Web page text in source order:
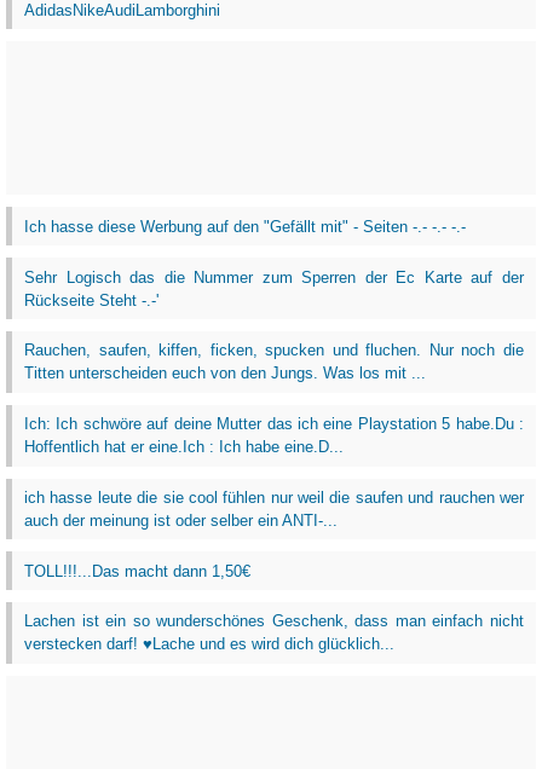
AdidasNikeAudiLamborghini
Ich hasse diese Werbung auf den "Gefällt mit" - Seiten -.- -.- -.-
Sehr Logisch das die Nummer zum Sperren der Ec Karte auf der
Rückseite Steht -.-'
Rauchen, saufen, kiffen, ficken, spucken und fluchen. Nur noch die
Titten unterscheiden euch von den Jungs. Was los mit ...
Ich: Ich schwöre auf deine Mutter das ich eine Playstation 5 habe.Du :
Hoffentlich hat er eine.Ich : Ich habe eine.D...
ich hasse leute die sie cool fühlen nur weil die saufen und rauchen wer
auch der meinung ist oder selber ein ANTI-...
TOLL!!!...Das macht dann 1,50€
Lachen ist ein so wunderschönes Geschenk, dass man einfach nicht
verstecken darf! ♥Lache und es wird dich glücklich...